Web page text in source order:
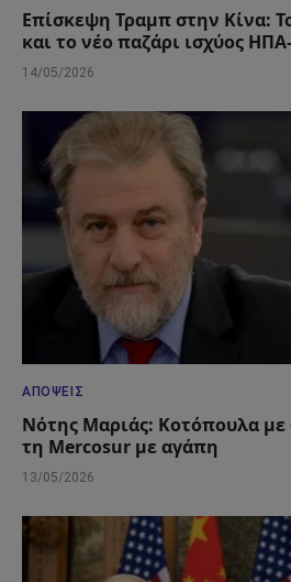
Επίσκεψη Τραμπ στην Κίνα:
και το νέο παζάρι ισχύος
14/05/2026
ΑΠΌΨΕΙΣ
Νότης Μαριάς: Κοτόπουλα
τη Mercosur με αγάπη
13/05/2026